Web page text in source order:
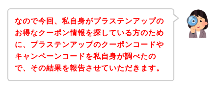
なので今回、私自身がプラステンアップの
お得なクーポン情報を探している方のため
に、プラステンアップのクーポンコードや
キャンペーンコードを私自身が調べたの
で、その結果を報告させていただきます。